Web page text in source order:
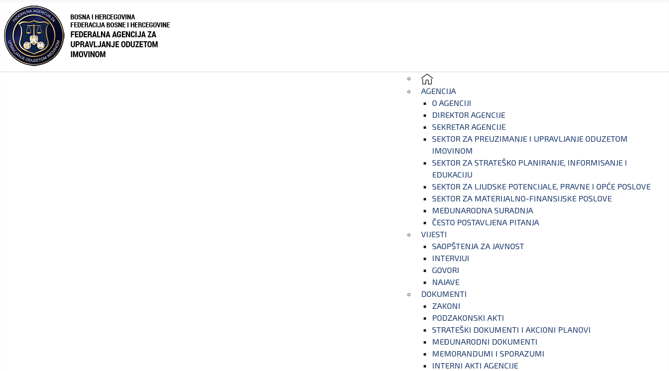
AGENCIJA
O AGENCIJI
DIREKTOR AGENCIJE
SEKRETAR AGENCIJE
SEKTOR ZA PREUZIMANJE I UPRAVLJANJE ODUZETOM
IMOVINOM
SEKTOR ZA STRATEŠKO PLANIRANJE, INFORMISANJE I
EDUKACIJU
SEKTOR ZA LJUDSKE POTENCIJALE, PRAVNE I OPĆE POSLOVE
SEKTOR ZA MATERIJALNO-FINANSIJSKE POSLOVE
MEĐUNARODNA SURADNJA
ČESTO POSTAVLJENA PITANJA
VIJESTI
SAOPŠTENJA ZA JAVNOST
INTERVJUI
GOVORI
NAJAVE
DOKUMENTI
ZAKONI
PODZAKONSKI AKTI
STRATEŠKI DOKUMENTI I AKCIONI PLANOVI
MEĐUNARODNI DOKUMENTI
MEMORANDUMI I SPORAZUMI
INTERNI AKTI AGENCIJE